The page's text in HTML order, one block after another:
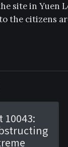
site in Yuen
the citizens
10043: